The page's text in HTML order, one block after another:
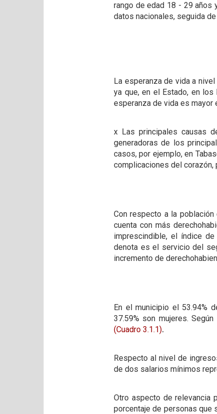
rango de edad 18 - 29 años
datos nacionales, seguida
La esperanza de vida a
ya que, en el Estado, en
esperanza de vida es mayor
x Las principales causas
generadoras de los
casos, por ejemplo, en
complicaciones del
Con respecto a la
cuenta con más
imprescindible, el índice
denota es el servicio del
incremento de
En el municipio el 53.94%
37.59% son mujeres.
(Cuadro 3.1.1).
Respecto al nivel de
de dos salarios mínimos
Otro aspecto de relevancia
porcentaje de personas que